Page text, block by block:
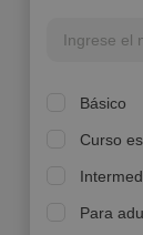
Básico
Curso
Para